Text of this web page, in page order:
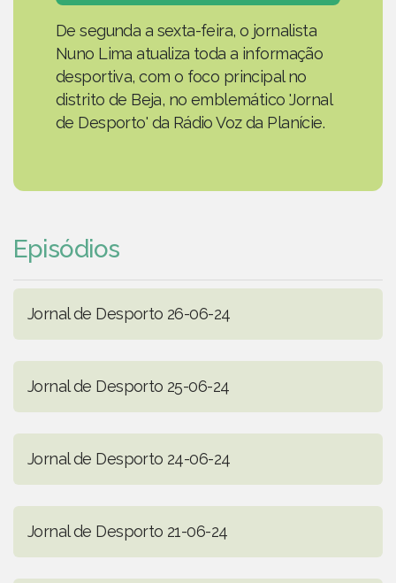
De segunda a sexta-feira, o jornalista
Nuno Lima atualiza toda a informação
desportiva, com o foco principal no
distrito de Beja, no emblemático 'Jornal
de Desporto' da Rádio Voz da Planície.
Episódios
Jornal de Desporto 26-06-24
Jornal de Desporto 25-06-24
Jornal de Desporto 24-06-24
Jornal de Desporto 21-06-24